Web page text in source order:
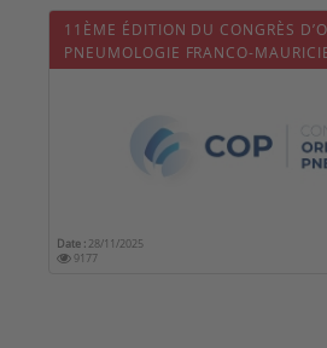
11ÈME ÉDITION DU CONGRÈS
PNEUMOLOGIE FRANCO-
Date : 28/11/2025
9177